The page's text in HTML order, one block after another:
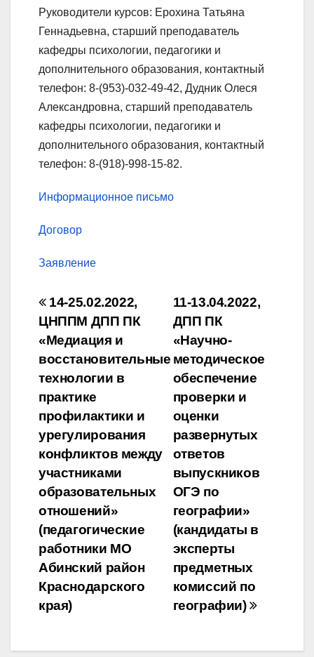
Руководители курсов: Ерохина Татьяна
Геннадьевна, старший преподаватель
кафедры психологии, педагогики и
дополнительного образования, контактный
телефон: 8-(953)-032-49-42, Дудник Олеся
Александровна, старший преподаватель
кафедры психологии, педагогики и
дополнительного образования, контактный
телефон: 8-(918)-998-15-82.
Информационное письмо
Договор
Заявление
Навигация
по
записям
11-13.04.2022,
ДПП ПК
«Научно-
методическое
обеспечение
проверки и
оценки
развернутых
ответов
выпускников
ОГЭ по
географии»
(кандидаты в
эксперты
предметных
комиссий по
географии)
14-25.02.2022,
ЦНППМ ДПП ПК
«Медиация и
восстановительные
технологии в
практике
профилактики и
урегулирования
конфликтов между
участниками
образовательных
отношений»
(педагогические
работники МО
Абинский район
Краснодарского
края)